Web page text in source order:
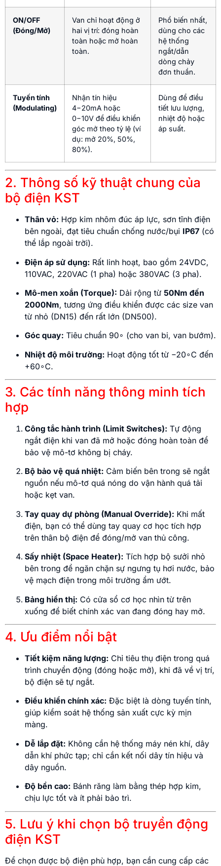
ON/OFF
(Đóng/Mở)
Van chỉ hoạt động ở
hai vị trí: đóng hoàn
toàn hoặc mở hoàn
toàn.
Phổ biến nhất,
dùng cho các
hệ thống
ngắt/dẫn
dòng chảy
đơn thuần.
Tuyến tính
(Modulating)
Nhận tín hiệu
4−20mA hoặc
0−10V để điều khiển
góc mở theo tỷ lệ (ví
dụ: mở 20%, 50%,
80%).
Dùng để điều
tiết lưu lượng,
nhiệt độ hoặc
áp suất.
2. Thông số kỹ thuật chung của
bộ điện KST
Thân vỏ: Hợp kim nhôm đúc áp lực, sơn tĩnh điện
bên ngoài, đạt tiêu chuẩn chống nước/bụi IP67 (có
thể lắp ngoài trời).
Điện áp sử dụng: Rất linh hoạt, bao gồm 24VDC,
110VAC, 220VAC (1 pha) hoặc 380VAC (3 pha).
Mô-men xoắn (Torque): Dải rộng từ 50Nm đến
2000Nm, tương ứng điều khiển được các size van
từ nhỏ (DN15) đến rất lớn (DN500).
Góc quay: Tiêu chuẩn 90∘ (cho van bi, van bướm).
Nhiệt độ môi trường: Hoạt động tốt từ −20∘C đến
+60∘C.
3. Các tính năng thông minh tích
hợp
Công tắc hành trình (Limit Switches): Tự động
ngắt điện khi van đã mở hoặc đóng hoàn toàn để
bảo vệ mô-tơ không bị cháy.
Bộ bảo vệ quá nhiệt: Cảm biến bên trong sẽ ngắt
nguồn nếu mô-tơ quá nóng do vận hành quá tải
hoặc kẹt van.
Tay quay dự phòng (Manual Override): Khi mất
điện, bạn có thể dùng tay quay cơ học tích hợp
trên thân bộ điện để đóng/mở van thủ công.
Sấy nhiệt (Space Heater): Tích hợp bộ sưởi nhỏ
bên trong để ngăn chặn sự ngưng tụ hơi nước, bảo
vệ mạch điện trong môi trường ẩm ướt.
Bảng hiển thị: Có cửa sổ cơ học nhìn từ trên
xuống để biết chính xác van đang đóng hay mở.
4. Ưu điểm nổi bật
Tiết kiệm năng lượng: Chỉ tiêu thụ điện trong quá
trình chuyển động (đóng hoặc mở), khi đã về vị trí,
bộ điện sẽ tự ngắt.
Điều khiển chính xác: Đặc biệt là dòng tuyến tính,
giúp kiểm soát hệ thống sản xuất cực kỳ mịn
màng.
Dễ lắp đặt: Không cần hệ thống máy nén khí, dây
dẫn khí phức tạp; chỉ cần kết nối dây tín hiệu và
dây nguồn.
Độ bền cao: Bánh răng làm bằng thép hợp kim,
chịu lực tốt và ít phải bảo trì.
5. Lưu ý khi chọn bộ truyền động
điện KST
Để chọn được bộ điện phù hợp, bạn cần cung cấp các